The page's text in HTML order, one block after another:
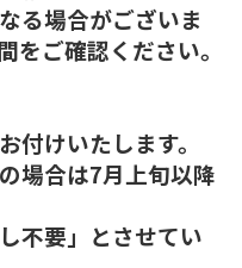
る場合がございま
をご確認ください。
けいたします。
場合は7月上旬以降
不要」とさせてい